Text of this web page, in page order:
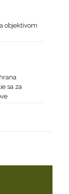
objektívom
sa za